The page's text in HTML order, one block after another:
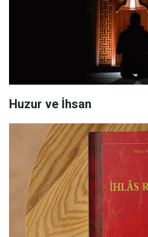
Huzur ve İhsan